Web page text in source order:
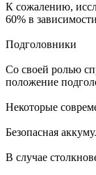
К сожалению,
60% в
Подголовники
Со своей ролью
положение
Некоторые
Безопасная
В случае